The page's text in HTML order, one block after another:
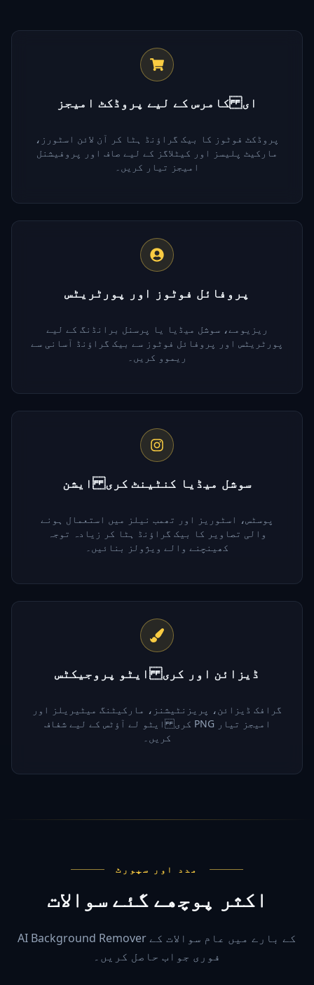
ای کامرس کے لیے پروڈکٹ امیجز
پروڈکٹ فوٹوز کا بیک گراؤنڈ ہٹا کر آن لائن اسٹورز،
مارکیٹ پلیسز اور کیٹلاگز کے لیے صاف اور پروفیشنل
امیجز تیار کریں۔
پروفائل فوٹوز اور پورٹریٹس
ریزیومے، سوشل میڈیا یا پرسنل برانڈنگ کے لیے
پورٹریٹس اور پروفائل فوٹوز سے بیک گراؤنڈ آسانی سے
ریموو کریں۔
سوشل میڈیا کنٹینٹ کری ایشن
پوسٹس، اسٹوریز اور تھمب نیلز میں استعمال ہونے
والی تصاویر کا بیک گراؤنڈ ہٹا کر زیادہ توجہ
کھینچنے والے ویژولز بنائیں۔
ڈیزائن اور کری ایٹو پروجیکٹس
گرافک ڈیزائن، پریزنٹیشنز، مارکیٹنگ میٹیریلز اور
کری ایٹو لے آؤٹس کے لیے شفاف PNG امیجز تیار
کریں۔
مدد اور سپورٹ
اکثر پوچھے گئے سوالات
AI Background Remover کے بارے میں عام سوالات کے
فوری جواب حاصل کریں۔